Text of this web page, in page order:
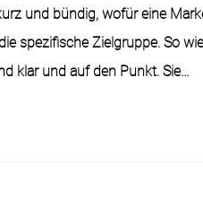
und bündig, wofür eine
spezifische Zielgruppe. So
klar und auf den Punkt. Sie…